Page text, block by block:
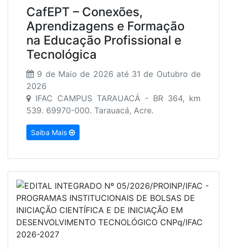
CafEPT – Conexões,
Aprendizagens e Formação
na Educação Profissional e
Tecnológica
9 de Maio de 2026 até 31 de Outubro de
2026
IFAC CAMPUS TARAUACÁ - BR 364, km
539. 69970-000. Tarauacá, Acre.
Saiba Mais